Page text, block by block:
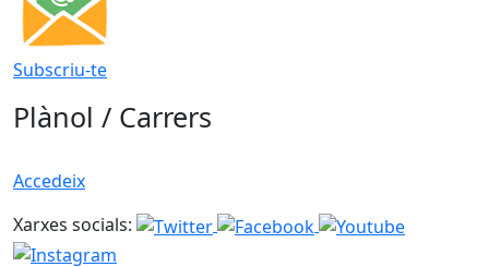
Subscriu-te
Plànol / Carrers
Accedeix
Xarxes socials: